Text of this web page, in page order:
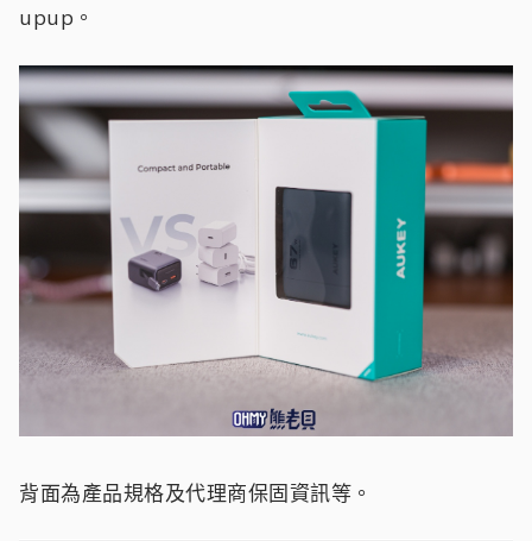
upup。
背面為產品規格及代理商保固資訊等。